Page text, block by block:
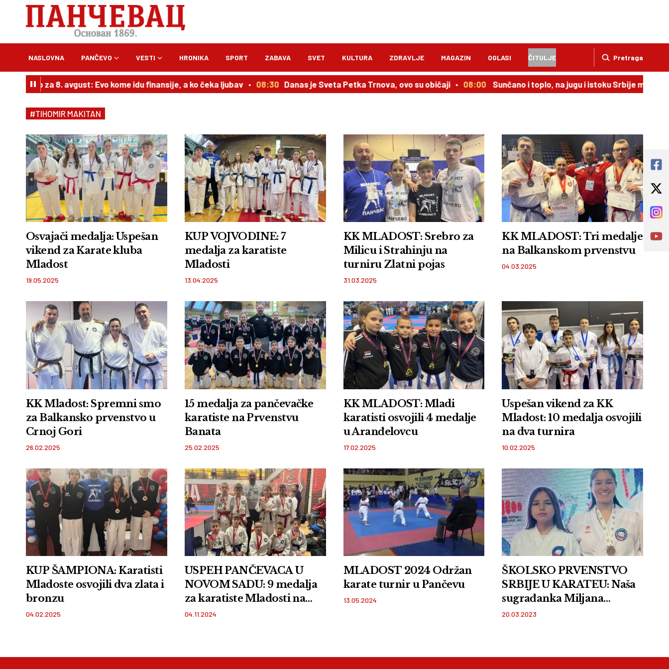
Pretraga
NASLOVNA PANČEVO VESTI HRONIKA SPORT ZABAVA SVET KULTURA ZDRAVLJE MAGAZIN OGLASI ČITULJE
za 8. avgust: Evo kome idu finansije, a ko čeka ljubav 08:30 Danas je Sveta Petka Trnova, ovo su običaji 08:00 Sunčano i toplo, na jugu i istoku Srbije moguća kiša
#TIHOMIR MAKITAN
Osvajači medalja: Uspešan
vikend za Karate kluba
Mladost
19.05.2025
KUP VOJVODINE: 7
medalja za karatiste
Mladosti
13.04.2025
KK MLADOST: Srebro za
Milicu i Strahinju na
turniru Zlatni pojas
31.03.2025
KK MLADOST: Tri medalje
na Balkanskom prvenstvu
04.03.2025
KK Mladost: Spremni smo
za Balkansko prvenstvo u
Crnoj Gori
26.02.2025
15 medalja za pančevačke
karatiste na Prvenstvu
Banata
25.02.2025
KK MLADOST: Mladi
karatisti osvojili 4 medalje
u Aranđelovcu
17.02.2025
Uspešan vikend za KK
Mladost: 10 medalja osvojili
na dva turnira
10.02.2025
KUP ŠAMPIONA: Karatisti
Mladoste osvojili dva zlata i
bronzu
04.02.2025
USPEH PANČEVACA U
NOVOM SADU: 9 medalja
za karatiste Mladosti na
Mawashy kupu
04.11.2024
MLADOST 2024 Održan
karate turnir u Pančevu
13.05.2024
ŠKOLSKO PRVENSTVO
SRBIJE U KARATEU: Naša
sugrađanka Miljana
Romanov osvojila 3. mesto
20.03.2023